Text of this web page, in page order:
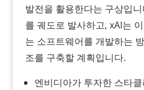
발전을 활용한다는 구상입
를 궤도로 발사하고, xAI는
는 소프트웨어를 개발하는
조를 구축할 계획입니다.
엔비디아가 투자한 스타